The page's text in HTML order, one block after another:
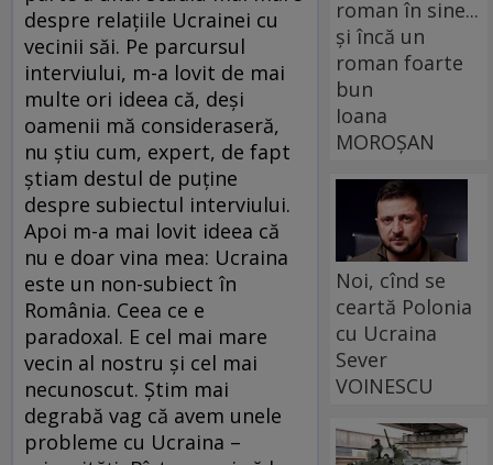
despre relaţiile Ucrainei cu
vecinii săi. Pe parcursul
interviului, m-a lovit de mai
multe ori ideea că, deşi
oamenii mă consideraseră,
nu ştiu cum, expert, de fapt
ştiam destul de puţine
despre subiectul interviului.
Apoi m-a mai lovit ideea că
nu e doar vina mea: Ucraina
este un non-subiect în
România. Ceea ce e
paradoxal. E cel mai mare
vecin al nostru şi cel mai
necunoscut. Ştim mai
degrabă vag că avem unele
probleme cu Ucraina –
roman în sine...
și încă un
roman foarte
bun
Ioana
MOROȘAN
Noi, cînd se
ceartă Polonia
cu Ucraina
Sever
VOINESCU